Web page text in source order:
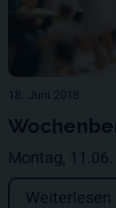
18. Juni 2018
Montag,
Weiterlesen